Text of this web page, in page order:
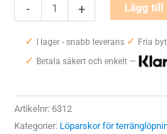
-
Arcus
RB9X
Herr
+ Lägg till
✓ I lager - snabb leverans ✓ Fria
✓ Betala säkert och enkelt —
Artikelnr: 6312
Kategorier: Löparskor för